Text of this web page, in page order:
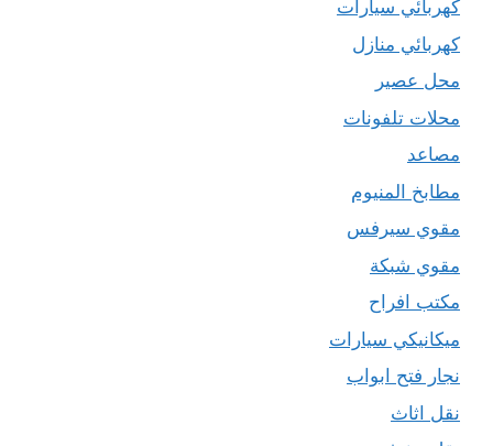
كهربائي سيارات
كهربائي منازل
محل عصير
محلات تلفونات
مصاعد
مطابخ المنيوم
مقوي سيرفس
مقوي شبكة
مكتب افراح
ميكانيكي سيارات
نجار فتح ابواب
نقل اثاث